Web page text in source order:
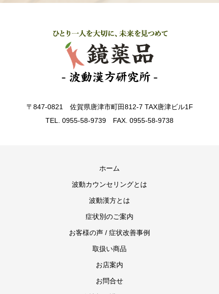
〒847-0821 佐賀県唐津市町田812-7 TAX唐津ビル1F
TEL. 0955-58-9739 FAX. 0955-58-9738
ホーム
波動カウンセリングとは
波動漢方とは
症状別のご案内
お客様の声 / 症状改善事例
取扱い商品
お店案内
お問合せ